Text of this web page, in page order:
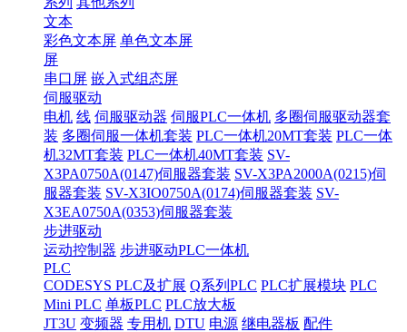
文本
彩色文本屏 单色文本屏
屏
串口屏 嵌入式组态屏
伺服驱动
电机 线 伺服驱动器 伺服PLC一体机 多圈伺服驱动器套
装 多圈伺服一体机套装 PLC一体机20MT套装 PLC一体
机32MT套装 PLC一体机40MT套装 SV-
X3PA0750A(0147)伺服器套装 SV-X3PA2000A(0215)伺
服器套装 SV-X3IO0750A(0174)伺服器套装 SV-
X3EA0750A(0353)伺服器套装
步进驱动
运动控制器 步进驱动PLC一体机
PLC
CODESYS PLC及扩展 Q系列PLC PLC扩展模块 PLC
Mini PLC 单板PLC PLC放大板
JT3U 变频器 专用机 DTU 电源 继电器板 配件